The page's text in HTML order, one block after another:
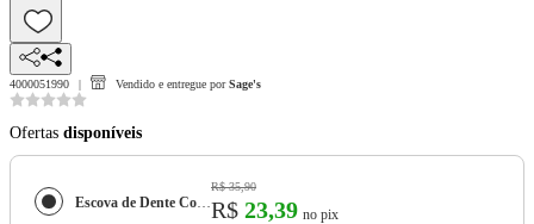
4000051990 Vendido e entregue por Sage's
Ofertas disponíveis
Escova de Dente Colgate Total Whitening 2 unidades
R$ 35,90
R$ 23,39 no pix